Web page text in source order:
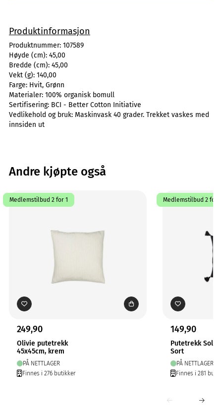
Produktinformasjon
Produktnummer: 107589
Høyde (cm): 45,00
Bredde (cm): 45,00
Vekt (g): 140,00
Farge: Hvit, Grønn
Materialer: 100% organisk bomull
Sertifisering: BCI - Better Cotton Initiative
Vedlikehold og bruk: Maskinvask 40 grader. Trekket vaskes med
innsiden ut
Andre kjøpte også
Medlemstilbud 2 for 1
249,90
Olivie putetrekk
45x45cm, krem
PÅ NETTLAGER
Finnes i 276 butikker
Medlemstilbud 2 for 1
149,90
Putetrekk Solo
Sort
PÅ NETTLAGER
Finnes i 281